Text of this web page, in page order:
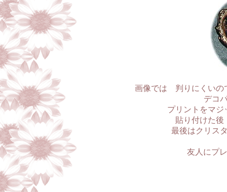
画像では 判りにくいの
デコ
プリントをマジ
貼り付けた
最後はクリス
友人にプ